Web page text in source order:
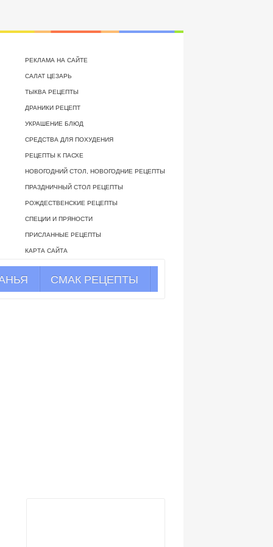
РЕКЛАМА НА САЙТЕ
САЛАТ ЦЕЗАРЬ
ТЫКВА РЕЦЕПТЫ
ДРАНИКИ РЕЦЕПТ
УКРАШЕНИЕ БЛЮД
СРЕДСТВА ДЛЯ ПОХУДЕНИЯ
РЕЦЕПТЫ К ПАСХЕ
НОВОГОДНИЙ СТОЛ, НОВОГОДНИЕ РЕЦЕПТЫ
ПРАЗДНИЧНЫЙ СТОЛ РЕЦЕПТЫ
РОЖДЕСТВЕНСКИЕ РЕЦЕПТЫ
СПЕЦИИ И ПРЯНОСТИ
ПРИСЛАННЫЕ РЕЦЕПТЫ
КАРТА САЙТА
СМАК РЕЦЕПТЫ